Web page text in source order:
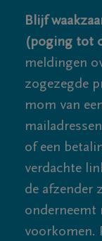
Blijf
(poging tot
meldingen
zogezegde
mom van
of een
verdachte
de afzender
onderneemt
voorkomen.